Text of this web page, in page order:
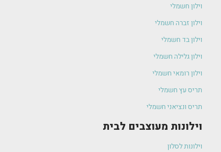
וילון חשמלי
וילון זברה חשמלי
וילון בד חשמלי
וילון גלילה חשמלי
וילון רומאי חשמלי
תריס עץ חשמלי
תריס ונציאני חשמלי
וילונות מעוצבים לבית
וילונות לסלון